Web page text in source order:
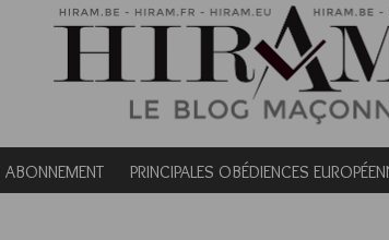
ABONNEMENT PRINCIPALES OBÉDIENCES